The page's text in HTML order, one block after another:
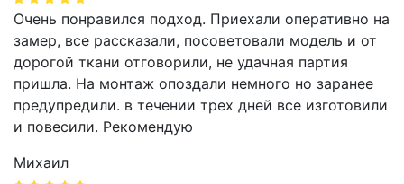
Очень понравился подход. Приехали оперативно на
замер, все рассказали, посоветовали модель и от
дорогой ткани отговорили, не удачная партия
пришла. На монтаж опоздали немного но заранее
предупредили. в течении трех дней все изготовили
и повесили. Рекомендую
Михаил